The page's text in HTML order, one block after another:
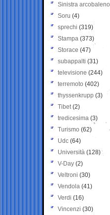
Sinistra arcobaleno
Soru (4)
sprechi (319)
Stampa (373)
Storace (47)
subappalti (31)
televisione(244)
terremoto (402)
thyssenkrupp (3)
Tibet(2)
tredicesima (3)
Turismo (62)
Udc (64)
Università (128)
V-Day (2)
Veltroni (30)
Vendola (41)
Verdi (16)
Vincenzi (30)